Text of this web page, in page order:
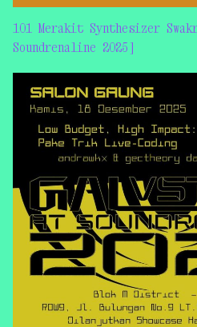
101 Merakit Synthesizer
Soundrenaline 2025]